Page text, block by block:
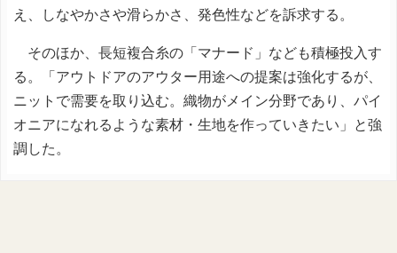
え、しなやかさや滑らかさ、発色性などを訴求する。
そのほか、長短複合糸の「マナード」なども積極投入す
る。「アウトドアのアウター用途への提案は強化するが、
ニットで需要を取り込む。織物がメイン分野であり、パイ
オニアになれるような素材・生地を作っていきたい」と強
調した。